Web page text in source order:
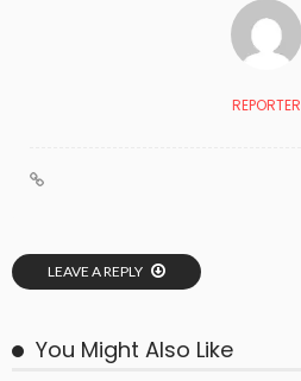
REPORTER
LEAVE A REPLY
You Might Also Like